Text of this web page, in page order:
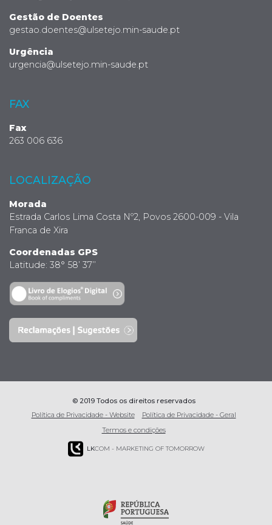
Gestão de Doentes
gestao.doentes@ulsetejo.min-saude.pt
Urgência
urgencia@ulsetejo.min-saude.pt
FAX
Fax
263 006 636
LOCALIZAÇÃO
Morada
Estrada Carlos Lima Costa Nº2, Povos 2600-009 - Vila
Franca de Xira
Coordenadas GPS
Latitude: 38° 58’ 37’’
© 2019 Todos os direitos reservados
Política de Privacidade - Website
Política de Privacidade - Geral
Termos e condições
LKCOM - MARKETING OF TOMORROW